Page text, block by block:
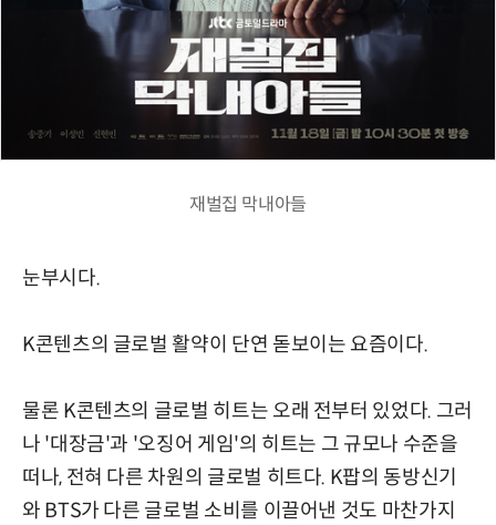
재벌집 막내아들
눈부시다.
K콘텐츠의 글로벌 활약이 단연 돋보이는 요즘이다.
물론 K콘텐츠의 글로벌 히트는 오래 전부터 있었다. 그러
나 '대장금'과 '오징어 게임'의 히트는 그 규모나 수준을
떠나, 전혀 다른 차원의 글로벌 히트다. K팝의 동방신기
와 BTS가 다른 글로벌 소비를 이끌어낸 것도 마찬가지